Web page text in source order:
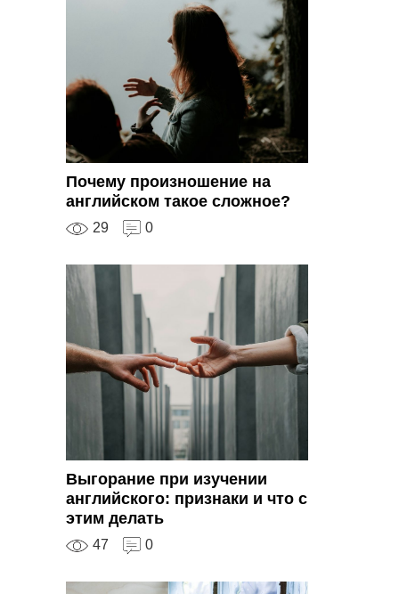
Почему произношение на
английском такое сложное?
29 0
Выгорание при изучении
английского: признаки и что с
этим делать
47 0